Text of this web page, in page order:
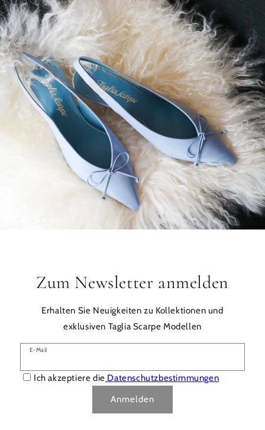
Zum Newsletter anmelden
Erhalten Sie Neuigkeiten zu Kollektionen und
exklusiven Taglia Scarpe Modellen
E-Mail
Ich akzeptiere die Datenschutzbestimmungen
Anmelden